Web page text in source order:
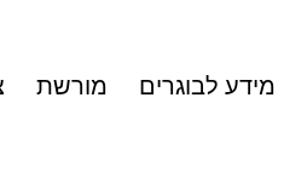
מידע לבוגרים מורשת